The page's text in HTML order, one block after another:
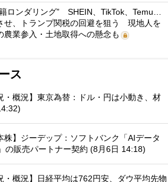
ロンダリング” SHEIN、TikTok、Temu…
せ、トランプ関税の回避を狙う 現地人を
農業参入・土地取得への懸念も
ス
概況】東京為替：ドル・円は小動き、材
】ジーデップ：ソフトバンク「AIデータ
の販売パートナー契約 (8月6日 14:18)
概況】日経平均は762円安、ダウ平均先物